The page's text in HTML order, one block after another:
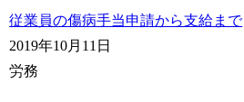
従業員の傷病手当申請から支給まで
2019年10月11日
労務